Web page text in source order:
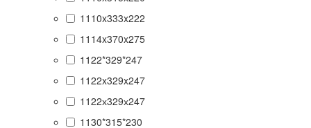
1110x333x222
1114x370x275
1122*329*247
1122x329x247
1122х329х247
1130*315*230